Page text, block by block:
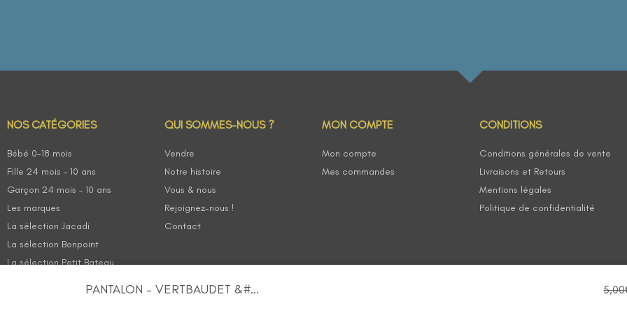
PANTALON – VERTBAUDET &#... 5,00
NOS CATÉGORIES
Bébé 0-18 mois
Fille 24 mois – 10 ans
Garçon 24 mois – 10 ans
Les marques
La sélection Jacadi
La sélection Bonpoint
La sélection Petit Bateau
QUI SOMMES-NOUS ?
Vendre
Notre histoire
Vous & nous
Rejoignez-nous !
Contact
MON COMPTE
Mon compte
Mes commandes
CONDITIONS
Conditions générales de vente
Livraisons et Retours
Mentions légales
Politique de confidentialité